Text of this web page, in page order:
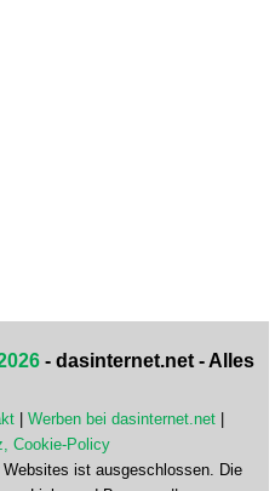
- dasinternet.net - Alles
Werben bei dasinternet.net
Cookie-Policy
ist ausgeschlossen. Die